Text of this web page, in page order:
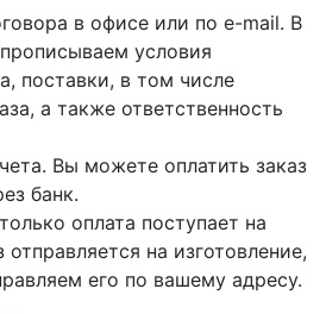
в офисе или по e-mail. В
условия
поставки, в том числе
а также ответственность
Вы можете оплатить заказ
банк.
оплата поступает на
отправляется на изготовление,
его по вашему адресу.